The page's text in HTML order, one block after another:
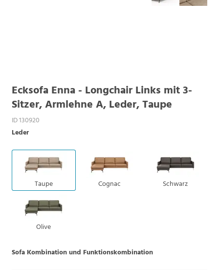
Ecksofa Enna - Longchair Links mit 3-
Sitzer, Armlehne A, Leder, Taupe
ID 130920
Leder
Taupe Cognac Schwarz
Olive
Sofa Kombination und Funktionskombination